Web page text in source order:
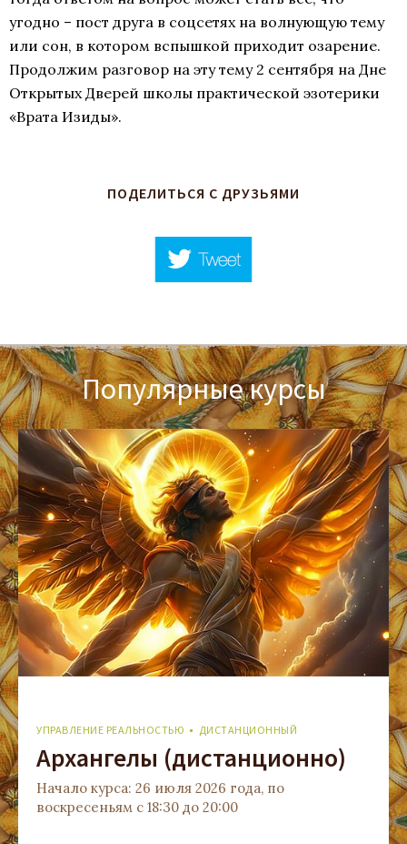
угодно – пост друга в соцсетях на волнующую тему
или сон, в котором вспышкой приходит озарение.
Продолжим разговор на эту тему 2 сентября на Дне
Открытых Дверей школы практической эзотерики
«Врата Изиды».
ПОДЕЛИТЬСЯ С ДРУЗЬЯМИ
Популярные курсы
УПРАВЛЕНИЕ РЕАЛЬНОСТЬЮ ДИСТАНЦИОННЫЙ
Архангелы (дистанционно)
Начало курса: 26 июля 2026 года, по
воскресеньям с 18:30 до 20:00